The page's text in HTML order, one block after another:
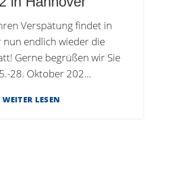
Verspätung findet in
nun endlich wieder die
Gerne begrüßen wir Sie
28. Oktober 202...
WEITER LESEN